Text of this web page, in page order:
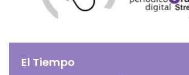
El Tiempo